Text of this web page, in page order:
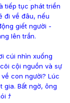
tiếp tục phát triển
đi về đâu, nếu
giết người -
lên trần.
cúi nhìn xuống
cội nguồn và sự
con người? Lúc
gia. Bất ngờ, ông
ﾅ